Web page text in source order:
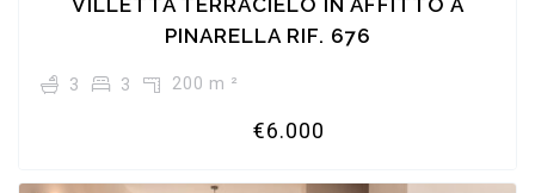
PINARELLA RIF. 676
3 3 200 m ²
€6.000